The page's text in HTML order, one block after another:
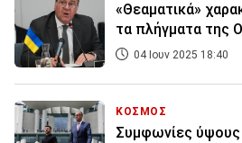
«Θεαματικά»
τα πλήγματα της
04 Ιουν 2025 18:40
ΚΟΣΜΟΣ
Συμφωνίες